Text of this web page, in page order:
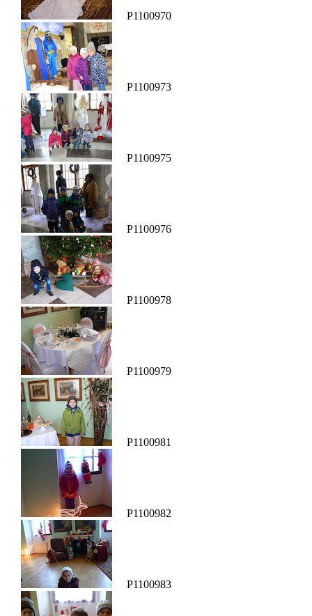
P1100970
P1100973
P1100975
P1100976
P1100978
P1100979
P1100981
P1100982
P1100983